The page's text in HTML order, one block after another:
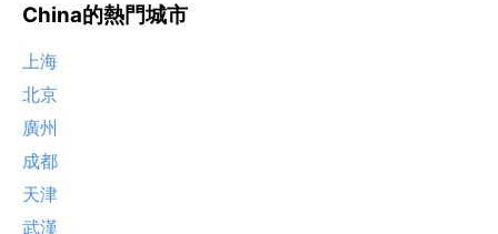
China的熱門城市
上海
北京
廣州
成都
天津
武漢